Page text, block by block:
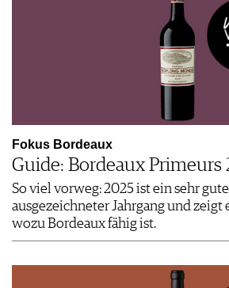
Fokus Bordeaux
Guide: Bordeaux Primeurs
So viel vorweg: 2025 ist ein sehr
ausgezeichneter Jahrgang und zeigt
wozu Bordeaux fähig ist.